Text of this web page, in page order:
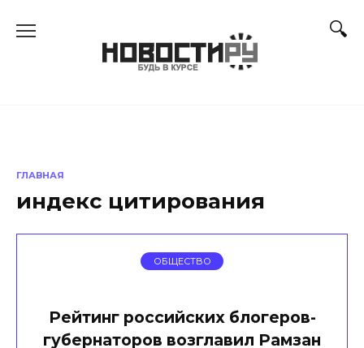
ГЛАВНАЯ
индекс цитирования
ОБЩЕСТВО
Рейтинг российских блогеров-
губернаторов возглавил Рамзан